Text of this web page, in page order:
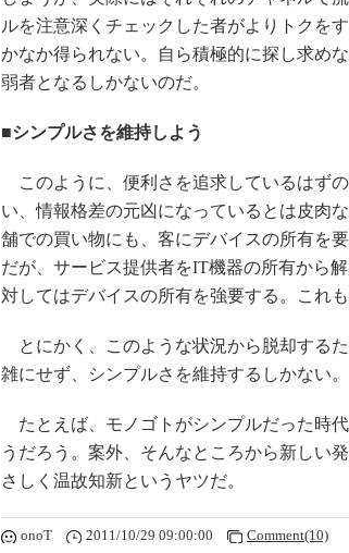
ルを注意深くチェックした者がよりトクを
かなか得られない。自ら積極的に探し求め
弱者となるしかないのだ。
■シンプルさを維持しよう
このように、便利さを追求しているはず
い、情報格差の元凶になっているとは皮肉
舗での買い物にも、客にデバイスの所有を
だが、サービス提供者をIT機器の所有から
対してはデバイスの所有を強要する。これ
とにかく、このような状況から脱却する
雑にせず、シンプルさを維持するしかない
たとえば、モノゴトがシンプルだった時
うだろう。案外、そんなところから新しい
さしく温故知新というヤツだ。
onoT 2011/10/29 09:00:00 Comment(10)